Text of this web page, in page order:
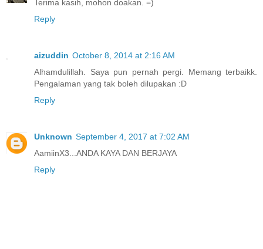
Terima kasih, mohon doakan. =)
Reply
aizuddin October 8, 2014 at 2:16 AM
Alhamdulillah. Saya pun pernah pergi. Memang terbaikk.
Pengalaman yang tak boleh dilupakan :D
Reply
Unknown September 4, 2017 at 7:02 AM
AamiinX3...ANDA KAYA DAN BERJAYA
Reply